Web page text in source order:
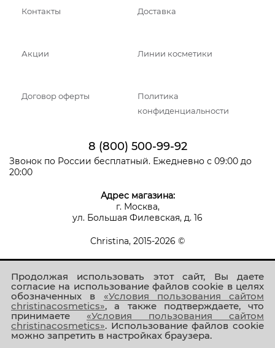
Продолжая использовать этот сайт, Вы даете
согласие на использование файлов cookie в целях
обозначенных в «Условия пользования сайтом
christinacosmetics», а также подтверждаете, что
принимаете «Условия пользования сайтом
christinacosmetics». Использование файлов cookie
можно запретить в настройках браузера.
Контакты Доставка
Акции Линии косметики
Договор оферты
Политика
конфиденциальности
8 (800) 500-99-92
Звонок по России бесплатный. Ежедневно с 09:00 до
20:00
Адрес магазина:
г. Москва,
ул. Большая Филевская, д. 16
Christina, 2015-2026 ©
Присоединяйтесь к нам!